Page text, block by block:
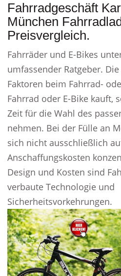
Fahrradgeschäft
München
Preisvergleich.
Fahrräder und E-Bikes
umfassender Ratgeber.
Faktoren beim Fahrrad-
Fahrrad oder E-Bike kauft,
Zeit für die Wahl des
nehmen. Bei der Fülle an
sich nicht ausschließlich
Anschaffungskosten
Design und Kosten sind
verbaute Technologie und
Sicherheitsvorkehrungen.